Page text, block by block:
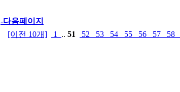
-다음페이지
[이전 10개]
1 .. 51 52 53 54 55 56 57 58